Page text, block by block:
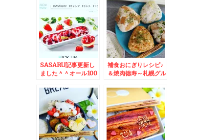
SASARU記事更新し
ました＾＾オール100
弁グッズ特集＾＾
補食おにぎりレシピ♪
＆焼肉徳寿～札幌グル